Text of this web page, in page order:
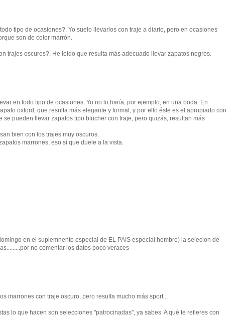
tipo de ocasiones?. Yo suelo llevarlos con traje a diario, pero en ocasiones
son de color marrón.
trajes oscuros?. He leido que resulta más adecuado llevar zapatos negros.
en todo tipo de ocasiones. Yo no lo haría, por ejemplo, en una boda. En
oxford, que resulta más elegante y formal, y por ello éste es el apropiado con
pueden llevar zapatos tipo blucher con traje, pero quizás, resultan más
bien con los trajes muy oscuros.
marrones, eso sí que duele a la vista.
en el suplemnento especial de EL PAIS especial hombre) la selecion de
no comentar los datos poco veraces
marrones con traje oscuro, pero resulta mucho más sport...
lo que hacen son selecciones "patrocinadas", ya sabes. A qué te refieres con